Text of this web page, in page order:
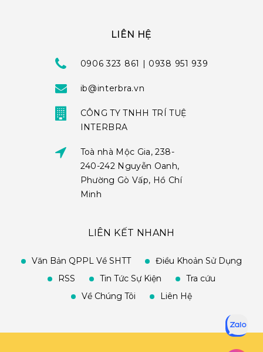
LIÊN HỆ
0906 323 861 | 0938 951 939
ib@interbra.vn
CÔNG TY TNHH TRÍ TUỆ
INTERBRA
Toà nhà Mộc Gia, 238-
240-242 Nguyễn Oanh,
Phường Gò Vấp, Hồ Chí
Minh
LIÊN KẾT NHANH
Văn Bản QPPL Về SHTT
Điều Khoản Sử Dụng
RSS
Tin Tức Sự Kiện
Tra cứu
Về Chúng Tôi
Liên Hệ